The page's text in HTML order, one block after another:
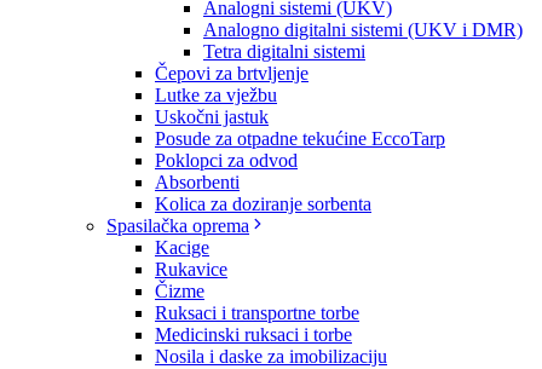
Analogni sistemi (UKV)
Analogno digitalni sistemi (UKV i DMR)
Tetra digitalni sistemi
Čepovi za brtvljenje
Lutke za vježbu
Uskočni jastuk
Posude za otpadne tekućine EccoTarp
Poklopci za odvod
Absorbenti
Kolica za doziranje sorbenta
Spasilačka oprema
Kacige
Rukavice
Čizme
Ruksaci i transportne torbe
Medicinski ruksaci i torbe
Nosila i daske za imobilizaciju